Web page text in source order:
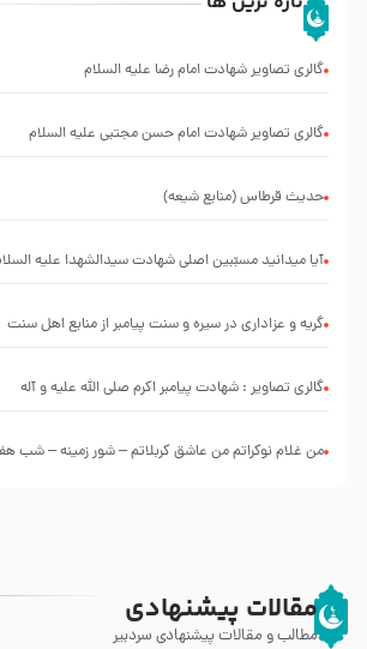
گالری تصاویر شهادت امام رضا علیه السلام
گالری تصاویر شهادت امام حسن مجتبی علیه السلام
حدیث قرطاس (منابع شیعه)
آیا میدانید مسبّبین اصلی شهادت سیدالشهدا علیه
گریه و عزاداری در سیره و سنت پیامبر از منابع اهل سنت
گالری تصاویر : شهادت پیامبر اکرم صلی الله علیه و آله
مقالات پیشنهادی
مطالب و مقالات پیشنهادی سردبیر